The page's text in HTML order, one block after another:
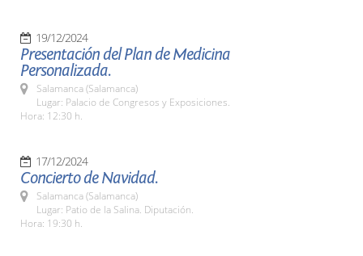
19/12/2024
Presentación del Plan de Medicina
Personalizada.
Salamanca (Salamanca)
Lugar: Palacio de Congresos y Exposiciones.
Hora: 12:30 h.
17/12/2024
Concierto de Navidad.
Salamanca (Salamanca)
Lugar: Patio de la Salina. Diputación.
Hora: 19:30 h.